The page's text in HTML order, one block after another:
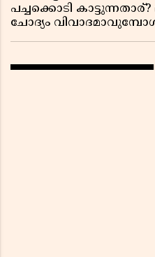
പച്ചക്കൊടി
ചോദ്യം